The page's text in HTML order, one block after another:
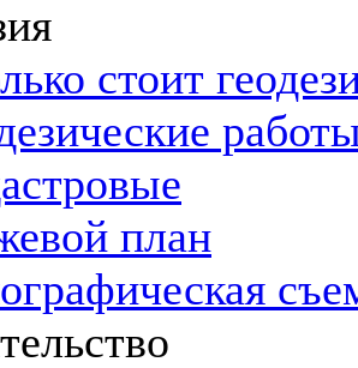
стоит
план